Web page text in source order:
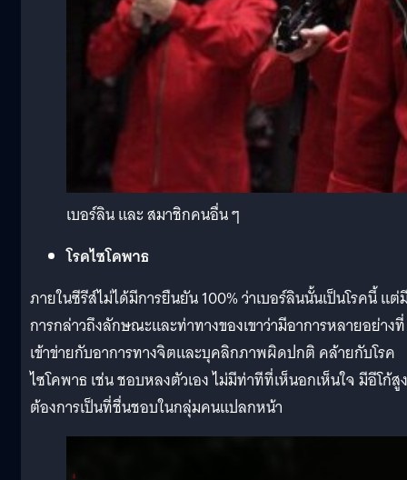
เบอร์ลิน และ สมาชิกคนอื่น ๆ
โรคไซโคพาธ
ภายในซีรีส์ไม่ได้มีการยืนยัน 100% ว่าเบอร์ลินนั้นเป็นโรคนี้ แต่
การกล่าวถึงลักษณะและท่าทางของเขาว่ามีอาการหลายอย่างที่
เข้าข่ายกับอาการทางจิตและบุคลิกภาพผิดปกติ คล้ายกับโรค
ไซโคพาธ เช่น ชอบหลงตัวเอง ไม่มีท่าทีที่เห็นอกเห็นใจ มีอีโก้สูง
ต้องการเป็นที่ชื่นชอบในกลุ่มคนแปลกหน้า